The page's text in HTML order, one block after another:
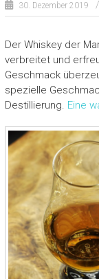
30. Dezember 2019
Der Whiskey der
verbreitet und
Geschmack
spezielle
Destillierung. Eine